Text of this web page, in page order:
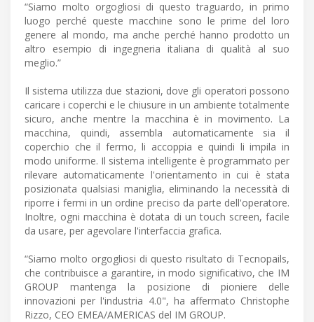
“Siamo molto orgogliosi di questo traguardo, in primo
luogo perché queste macchine sono le prime del loro
genere al mondo, ma anche perché hanno prodotto un
altro esempio di ingegneria italiana di qualità al suo
meglio.”
Il sistema utilizza due stazioni, dove gli operatori possono
caricare i coperchi e le chiusure in un ambiente totalmente
sicuro, anche mentre la macchina è in movimento. La
macchina, quindi, assembla automaticamente sia il
coperchio che il fermo, li accoppia e quindi li impila in
modo uniforme. Il sistema intelligente è programmato per
rilevare automaticamente l'orientamento in cui è stata
posizionata qualsiasi maniglia, eliminando la necessità di
riporre i fermi in un ordine preciso da parte dell'operatore.
Inoltre, ogni macchina è dotata di un touch screen, facile
da usare, per agevolare l'interfaccia grafica.
“Siamo molto orgogliosi di questo risultato di Tecnopails,
che contribuisce a garantire, in modo significativo, che IM
GROUP mantenga la posizione di pioniere delle
innovazioni per l'industria 4.0", ha affermato Christophe
Rizzo, CEO EMEA/AMERICAS del IM GROUP.